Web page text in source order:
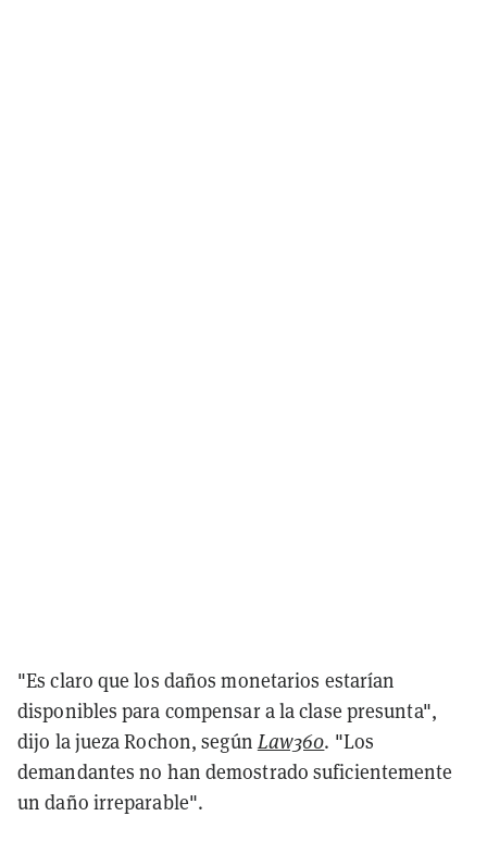
"Es claro que los daños monetarios estarían
disponibles para compensar a la clase presunta",
dijo la jueza Rochon, según Law360. "Los
demandantes no han demostrado suficientemente
un daño irreparable".